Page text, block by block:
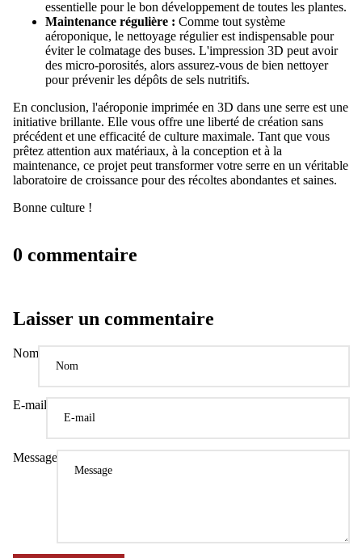
essentielle pour le bon développement de toutes les plantes.
Maintenance régulière : Comme tout système
aéroponique, le nettoyage régulier est indispensable pour
éviter le colmatage des buses. L'impression 3D peut avoir
des micro-porosités, alors assurez-vous de bien nettoyer
pour prévenir les dépôts de sels nutritifs.
En conclusion, l'aéroponie imprimée en 3D dans une serre est une
initiative brillante. Elle vous offre une liberté de création sans
précédent et une efficacité de culture maximale. Tant que vous
prêtez attention aux matériaux, à la conception et à la
maintenance, ce projet peut transformer votre serre en un véritable
laboratoire de croissance pour des récoltes abondantes et saines.
Bonne culture !
0 commentaire
Laisser un commentaire
Nom
E-mail
Message